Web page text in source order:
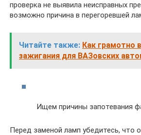
проверка не выявила неисправных
возможно причина в перегоревшей
Читайте также: Как грамотно
зажигания для ВАЗовских
Ищем причины запотевания
Перед заменой ламп убедитесь, что